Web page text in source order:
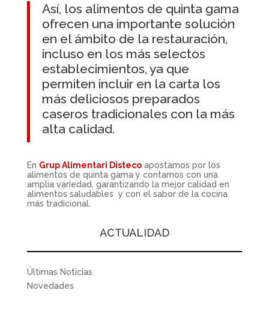
Así, los alimentos de quinta gama
ofrecen una importante solución
en el ámbito de la restauración,
incluso en los más selectos
establecimientos, ya que
permiten incluir en la carta los
más deliciosos preparados
caseros tradicionales con la más
alta calidad.
En Grup Alimentari Distecoapostamos por los
alimentos de quinta gama y contamos con una
amplia variedad, garantizando la mejor calidad en
alimentos saludables y con el sabor de la cocina
más tradicional.
ACTUALIDAD
Últimas Noticias
Novedades